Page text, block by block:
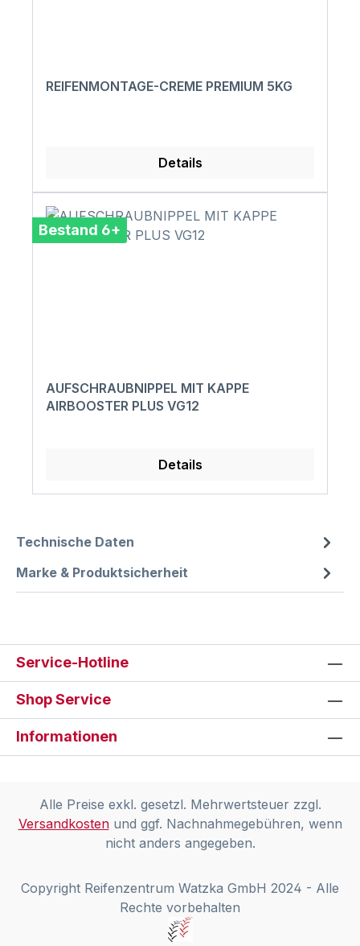
REIFENMONTAGE-CREME PREMIUM 5KG
Details
Bestand 6+
AUFSCHRAUBNIPPEL MIT KAPPE
AIRBOOSTER PLUS VG12
Details
Technische Daten
Marke & Produktsicherheit
Service-Hotline
Shop Service
Informationen
Alle Preise exkl. gesetzl. Mehrwertsteuer zzgl.
Versandkostenund ggf. Nachnahmegebühren, wenn
nicht anders angegeben.
Copyright Reifenzentrum Watzka GmbH 2024 - Alle
Rechte vorbehalten